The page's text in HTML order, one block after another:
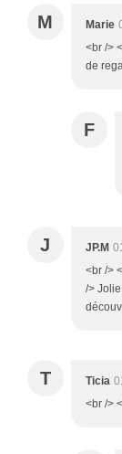
M Marie
<br />
de
F
J JP.M
<br />
/>
T Ticia
<br />